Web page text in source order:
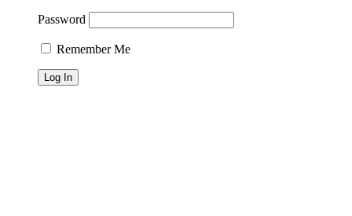
Password
Remember Me